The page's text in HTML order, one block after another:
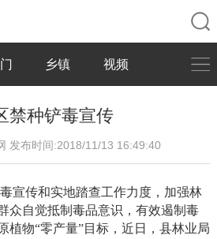
乡镇 视频
禁种铲毒宣传
发布时间:2018/11/13 16:49:40
宣传和实地踏查工作力度，加强林
众自觉抵制毒品意识，有效遏制毒
植物“零产量”目标，近日，县林业局